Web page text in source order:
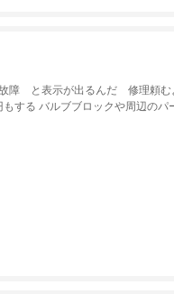
障 と表示が出るんだ 修理頼
する バルブブロックや周辺のパ